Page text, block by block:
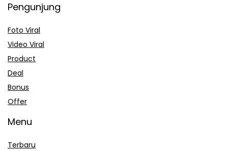
Pengunjung
Foto Viral
Video Viral
Product
Deal
Bonus
Offer
Menu
Terbaru